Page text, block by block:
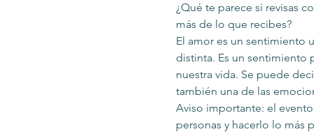
¿Qué te parece si revisas
más de lo que recibes?
El amor es un sentimiento
distinta. Es un sentimiento
nuestra vida. Se puede
también una de las
Aviso importante: el
personas y hacerlo lo más